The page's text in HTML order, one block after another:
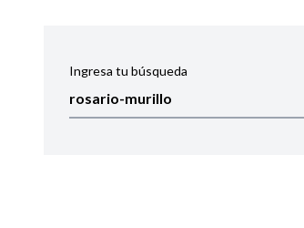
Ingresa tu búsqueda